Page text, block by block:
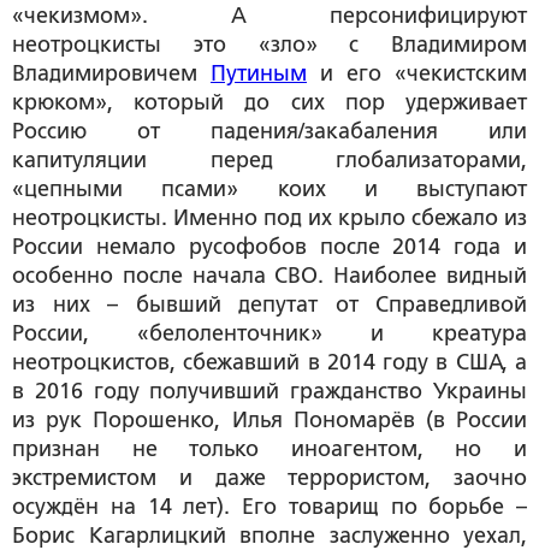
«чекизмом». А персонифицируют
неотроцкисты это «зло» с Владимиром
Владимировичем Путиным и его «чекистским
крюком», который до сих пор удерживает
Россию от падения/закабаления или
капитуляции перед глобализаторами,
«цепными псами» коих и выступают
неотроцкисты. Именно под их крыло сбежало из
России немало русофобов после 2014 года и
особенно после начала СВО. Наиболее видный
из них – бывший депутат от Справедливой
России, «белоленточник» и креатура
неотроцкистов, сбежавший в 2014 году в США, а
в 2016 году получивший гражданство Украины
из рук Порошенко, Илья Пономарёв (в России
признан не только иноагентом, но и
экстремистом и даже террористом, заочно
осуждён на 14 лет). Его товарищ по борьбе –
Борис Кагарлицкий вполне заслуженно уехал,